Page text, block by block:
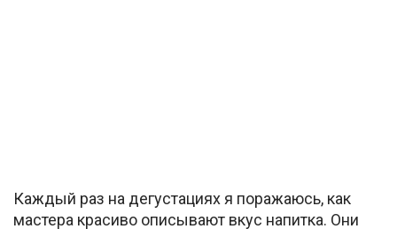
Каждый раз на дегустациях я поражаюсь, как
мастера красиво описывают вкус напитка. Они